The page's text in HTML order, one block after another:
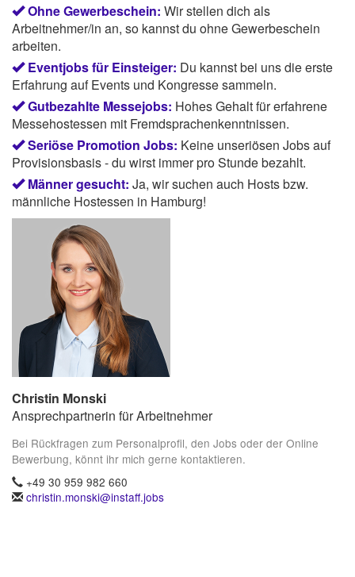
Ohne Gewerbeschein: Wir stellen dich als
Arbeitnehmer/in an, so kannst du ohne Gewerbeschein
arbeiten.
Eventjobs für Einsteiger: Du kannst bei uns die erste
Erfahrung auf Events und Kongresse sammeln.
Gutbezahlte Messejobs: Hohes Gehalt für erfahrene
Messehostessen mit Fremdsprachenkenntnissen.
Seriöse Promotion Jobs: Keine unseriösen Jobs auf
Provisionsbasis - du wirst immer pro Stunde bezahlt.
Männer gesucht: Ja, wir suchen auch Hosts bzw.
männliche Hostessen in Hamburg!
Christin Monski
Ansprechpartnerin für Arbeitnehmer
Bei Rückfragen zum Personalprofil, den Jobs oder der Online
Bewerbung, könnt ihr mich gerne kontaktieren.
+49 30 959 982 660
christin.monski@instaff.jobs